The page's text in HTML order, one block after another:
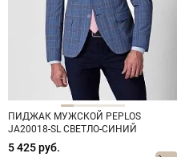
ПИДЖАК МУЖСКОЙ PEPLOS
JA20018-SL СВЕТЛО-СИНИЙ
5 425 руб.